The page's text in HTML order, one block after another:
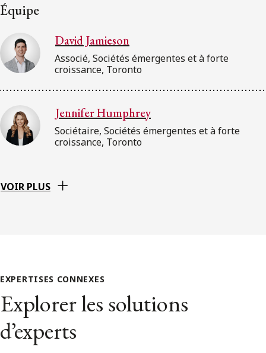
Équipe
David Jamieson
Associé, Sociétés émergentes et à forte
croissance, Toronto
Jennifer Humphrey
Sociétaire, Sociétés émergentes et à forte
croissance, Toronto
VOIR PLUS
EXPERTISES CONNEXES
Explorer les solutions
d’experts